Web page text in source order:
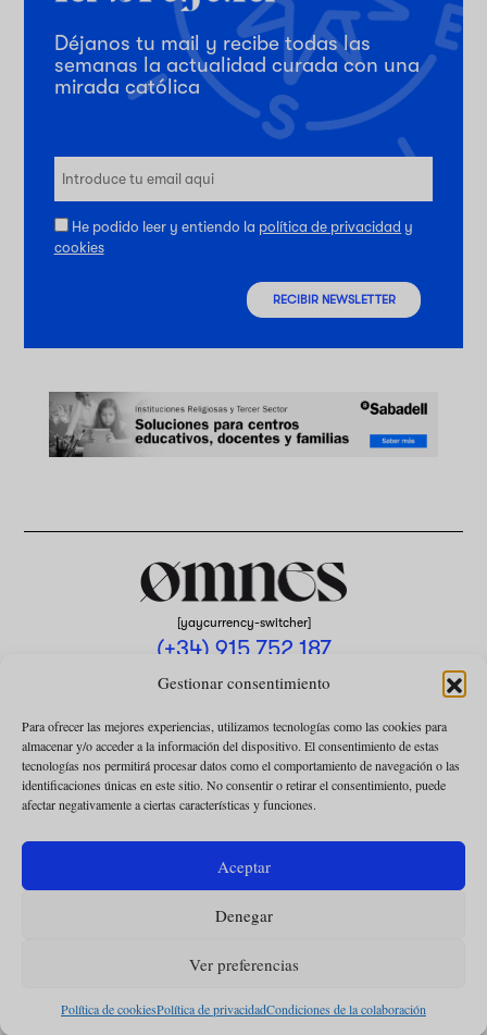
Gestionar consentimiento
Para ofrecer las mejores experiencias, utilizamos tecnologías como las cookies para
almacenar y/o acceder a la información del dispositivo. El consentimiento de estas
tecnologías nos permitirá procesar datos como el comportamiento de navegación o las
identificaciones únicas en este sitio. No consentir o retirar el consentimiento, puede
afectar negativamente a ciertas características y funciones.
Aceptar
Denegar
Ver preferencias
Política de cookiesPolítica de privacidadCondiciones de la colaboración
Déjanos tu mail y recibe todas las
semanas la actualidad curada con una
mirada católica
He podido leer y entiendo la política de privacidad y
cookies
RECIBIR NEWSLETTER
[yaycurrency-switcher]
(+34) 915 752 187
omnes@omnesmag.com
POLÍTICA DE PRIVACIDAD
USO DE COOKIES
CONDICIONES DE LA COLABORACIÓN